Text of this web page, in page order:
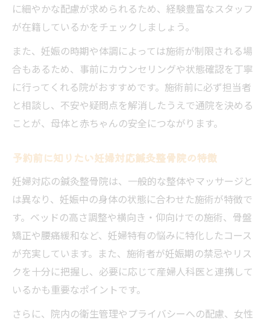
に細やかな配慮が求められるため、経験豊富なスタッフ
が在籍しているかをチェックしましょう。
また、妊娠の時期や体調によっては施術が制限される場
合もあるため、事前にカウンセリングや状態確認を丁寧
に行ってくれる院がおすすめです。施術前に必ず担当者
と相談し、不安や疑問点を解消したうえで通院を決める
ことが、母体と赤ちゃんの安全につながります。
予約前に知りたい妊婦対応鍼灸整骨院の特徴
妊婦対応の鍼灸整骨院は、一般的な整体やマッサージと
は異なり、妊娠中の身体の状態に合わせた施術が特徴で
す。ベッドの高さ調整や横向き・仰向けでの施術、骨盤
矯正や腰痛緩和など、妊婦特有の悩みに特化したコース
が充実しています。また、施術者が妊娠期の禁忌やリス
クを十分に把握し、必要に応じて産婦人科医と連携して
いるかも重要なポイントです。
さらに、院内の衛生管理やプライバシーへの配慮、女性